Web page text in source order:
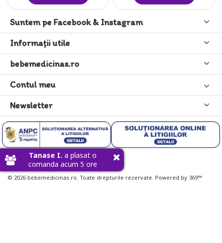
Suntem pe Facebook & Instagram
Informaţii utile
bebemedicinas.ro
Contul meu
Newsletter
© 2026 bebemedicinas.ro. Toate drepturile rezervate. Powered by 369™
Tanase I. a plasat o
comanda acum 5 ore